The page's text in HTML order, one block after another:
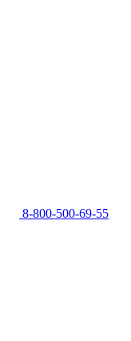
8-800-500-69-55